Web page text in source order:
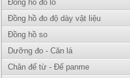
Đồng hồ đo lỗ
Đồng hồ đo độ dày vật liệu
Đồng hồ so
Dưỡng đo - Căn lá
Chân đế từ - Đế panme